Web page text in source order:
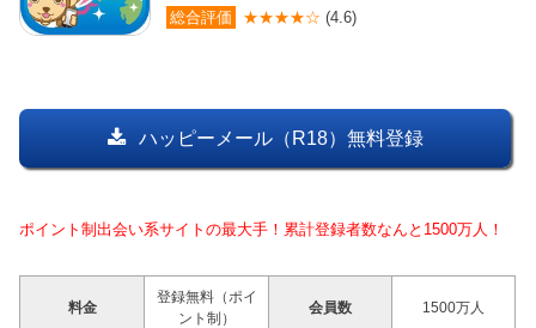
総合評価 ★★★★☆ (4.6)
ハッピーメール（R18）無料登録
ポイント制出会い系サイトの最大手！累計登録者数なんと1500万人！
料金
登録無料（ポイ
ント制）
会員数 1500万人